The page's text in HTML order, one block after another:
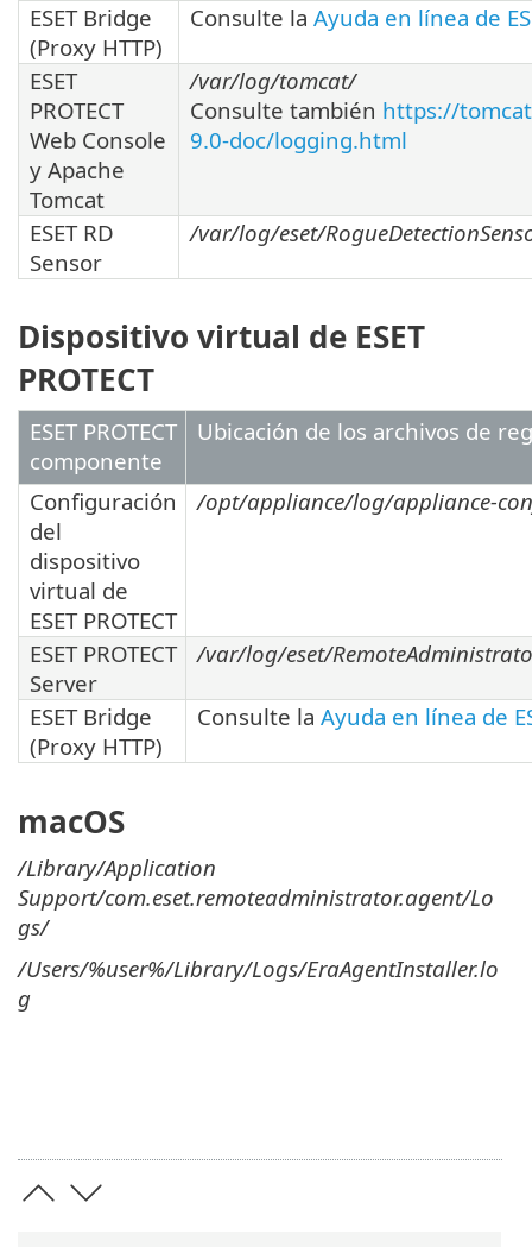
ESET Bridge
(Proxy HTTP)
Consulte la Ayuda en línea de
ESET
PROTECT
Web Console
y Apache
Tomcat
/var/log/tomcat/
Consulte también https://
9.0-doc/logging.html
ESET RD
Sensor
/var/log/eset/
Dispositivo virtual de ESET
PROTECT
ESET PROTECT
componente
Ubicación de los archivos de
Configuración
del
dispositivo
virtual de
ESET PROTECT
/opt/appliance/log/appliance-
ESET PROTECT
Server
/var/log/eset/
ESET Bridge
(Proxy HTTP)
Consulte la Ayuda en línea de
macOS
/Library/Application
Support/com.eset.remoteadministrator.agent/Lo
gs/
/Users/%user%/Library/Logs/EraAgentInstaller.lo
g